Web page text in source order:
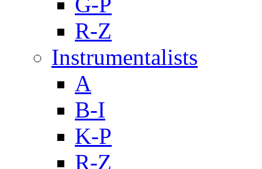
R-Z
Instrumentalists
A
B-I
K-P
R-Z